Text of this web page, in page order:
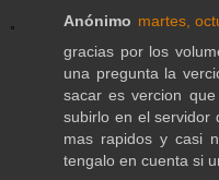
Anónimo martes,
gracias por los
una pregunta la
sacar es vercion
subirlo en el servidor
mas rapidos y casi
tengalo en cuenta si